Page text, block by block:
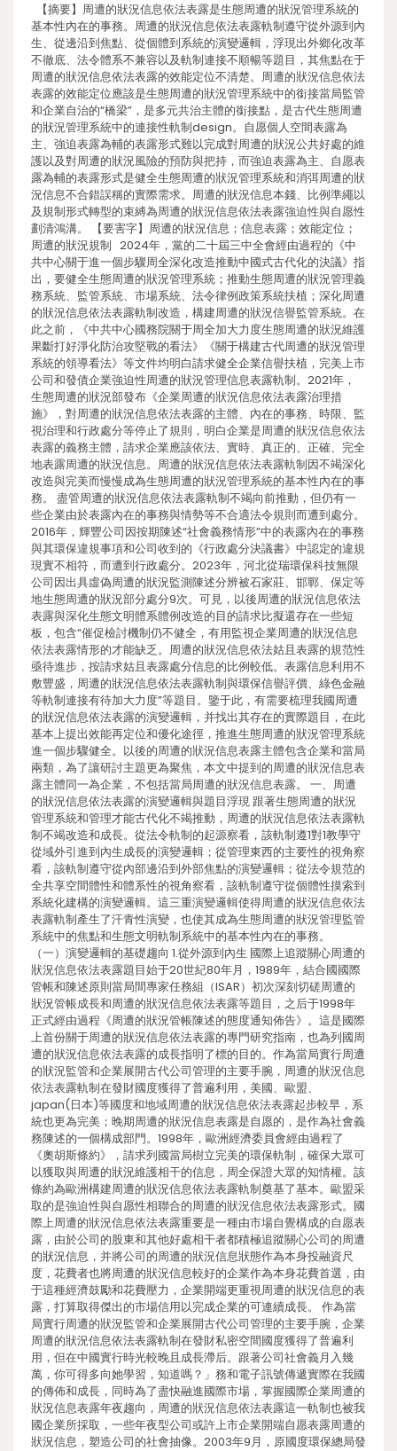
【摘要】周遭的狀況信息依法表露是生態周遭的狀況管理系統的
基本性內在的事務。周遭的狀況信息依法表露軌制遵守從外源到內
生、從邊沿到焦點、從個體到系統的演變邏輯，浮現出外鄉化改革
不徹底、法令體系不兼容以及軌制連接不順暢等題目，其焦點在于
周遭的狀況信息依法表露的效能定位不清楚。周遭的狀況信息依法
表露的效能定位應該是生態周遭的狀況管理系統中的銜接當局監管
和企業自治的“橋梁”，是多元共治主體的銜接點，是古代生態周遭
的狀況管理系統中的連接性軌制design。自愿個人空間表露為
主、強迫表露為輔的表露形式難以完成對周遭的狀況公共好處的維
護以及對周遭的狀況風險的預防與把持，而強迫表露為主、自愿表
露為輔的表露形式是健全生態周遭的狀況管理系統和消弭周遭的狀
況信息不合錯誤稱的實際需求。周遭的狀況信息本錢、比例準繩以
及規制形式轉型的束縛為周遭的狀況信息依法表露強迫性與自愿性
劃清鴻溝。 【要害字】周遭的狀況信息；信息表露；效能定位；
周遭的狀況規制 2024年，黨的二十屆三中全會經由過程的《中
共中心關于進一個步驟周全深化改造推動中國式古代化的決議》指
出，要健全生態周遭的狀況管理系統；推動生態周遭的狀況管理義
務系統、監管系統、市場系統、法令律例政策系統扶植；深化周遭
的狀況信息依法表露軌制改造，構建周遭的狀況信譽監管系統。在
此之前，《中共中心國務院關于周全加大力度生態周遭的狀況維護
果斷打好淨化防治攻堅戰的看法》《關于構建古代周遭的狀況管理
系統的領導看法》等文件均明白請求健全企業信譽扶植，完美上市
公司和發債企業強迫性周遭的狀況管理信息表露軌制。2021年，
生態周遭的狀況部發布《企業周遭的狀況信息依法表露治理措
施》，對周遭的狀況信息依法表露的主體、內在的事務、時限、監
視治理和行政處分等停止了規則，明白企業是周遭的狀況信息依法
表露的義務主體，請求企業應該依法、實時、真正的、正確、完全
地表露周遭的狀況信息。周遭的狀況信息依法表露軌制因不竭深化
改造與完美而慢慢成為生態周遭的狀況管理系統的基本性內在的事
務。 盡管周遭的狀況信息依法表露軌制不竭向前推動，但仍有一
些企業由於表露內在的事務與情勢等不合適法令規則而遭到處分。
2016年，輝豐公司因按期陳述“社會義務情形”中的表露內在的事務
與其環保違規事項和公司收到的《行政處分決議書》中認定的違規
現實不相符，而遭到行政處分。2023年，河北從瑞環保科技無限
公司因出具虛偽周遭的狀況監測陳述分辨被石家莊、邯鄲、保定等
地生態周遭的狀況部分處分9次。可見，以後周遭的狀況信息依法
表露與深化生態文明體系體例改造的目的請求比擬還存在一些短
板，包含“催促檢討機制仍不健全，有用監視企業周遭的狀況信息
依法表露情形的才能缺乏。周遭的狀況信息依法姑且表露的規范性
亟待進步，按請求姑且表露處分信息的比例較低。表露信息利用不
敷豐盛，周遭的狀況信息依法表露軌制與環保信譽評價、綠色金融
等軌制連接有待加大力度”等題目。鑒于此，有需要梳理我國周遭
的狀況信息依法表露的演變邏輯，并找出其存在的實際題目，在此
基本上提出效能再定位和優化途徑，推進生態周遭的狀況管理系統
進一個步驟健全。以後的周遭的狀況信息表露主體包含企業和當局
兩類，為了讓研討主題更為聚焦，本文中提到的周遭的狀況信息表
露主體同一為企業，不包括當局周遭的狀況信息表露。 一、周遭
的狀況信息依法表露的演變邏輯與題目浮現 跟著生態周遭的狀況
管理系統和管理才能古代化不竭推動，周遭的狀況信息依法表露軌
制不竭改造和成長。從法令軌制的起源察看，該軌制遵1對1教學守
從域外引進到內生成長的演變邏輯；從管理東西的主要性的視角察
看，該軌制遵守從內部邊沿到外部焦點的演變邏輯；從法令規范的
全共享空間體性和體系性的視角察看，該軌制遵守從個體性摸索到
系統化建構的演變邏輯。這三重演變邏輯使得周遭的狀況信息依法
表露軌制產生了汗青性演變，也使其成為生態周遭的狀況管理監管
系統中的焦點和生態文明軌制系統中的基本性內在的事務。
（一）演變邏輯的基礎趨向 1.從外源到內生 國際上追蹤關心周遭的
狀況信息依法表露題目始于20世紀80年月，1989年，結合國國際
管帳和陳述原則當局間專家任務組（ISAR）初次深刻切磋周遭的
狀況管帳成長和周遭的狀況信息依法表露等題目，之后于1998年
正式經由過程《周遭的狀況管帳陳述的態度通知佈告》。這是國際
上首份關于周遭的狀況信息依法表露的專門研究指南，也為列國周
遭的狀況信息依法表露的成長指明了標的目的。作為當局實行周遭
的狀況監管和企業展開古代公司管理的主要手腕，周遭的狀況信息
依法表露軌制在發財國度獲得了普遍利用，美國、歐盟、
japan(日本)等國度和地域周遭的狀況信息依法表露起步較早，系
統也更為完美；晚期周遭的狀況信息表露是自愿的，是作為社會義
務陳述的一個構成部門。1998年，歐洲經濟委員會經由過程了
《奧胡斯條約》，請求列國當局樹立完美的環保軌制，確保大眾可
以獲取與周遭的狀況維護相干的信息，周全保證大眾的知情權。該
條約為歐洲構建周遭的狀況信息依法表露軌制奠基了基本。歐盟采
取的是強迫性與自愿性相聯合的周遭的狀況信息依法表露形式。國
際上周遭的狀況信息依法表露重要是一種由市場自覺構成的自愿表
露，由於公司的股東和其他好處相干者都積極追蹤關心公司的周遭
的狀況信息，并將公司的周遭的狀況信息狀態作為本身投融資尺
度，花費者也將周遭的狀況信息較好的企業作為本身花費首選，由
于這種經濟鼓勵和花費壓力，企業開端更重視周遭的狀況信息的表
露，打算取得傑出的市場信用以完成企業的可連續成長。 作為當
局實行周遭的狀況監管和企業展開古代公司管理的主要手腕，企業
周遭的狀況信息依法表露軌制在發財私密空間國度獲得了普遍利
用，但在中國實行時光較晚且成長滯后。跟著公司社會義月入幾
萬，你可得多向她學習，知道嗎？」務和電子訊號傳遞實際在我國
的傳佈和成長，同時為了盡快融進國際市場，掌握國際企業周遭的
狀況信息表露年夜趨向，周遭的狀況信息依法表露這一軌制也被我
國企業所採取，一些年夜型公司或許上市企業開端自愿表露周遭的
狀況信息，塑造公司的社會抽像。2003年9月，原國度環保總局發